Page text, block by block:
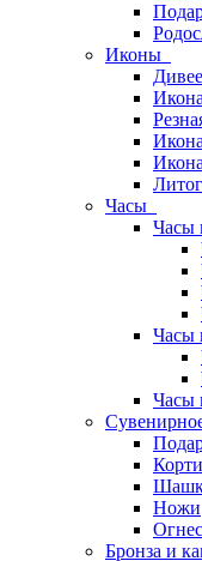
Иконы
Часы
Часы
Часы
Часы
Ножи
Бронза и